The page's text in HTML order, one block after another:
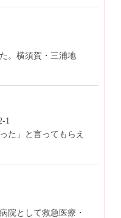
。横須賀・三浦地
1
た」と言ってもらえ
院として救急医療・